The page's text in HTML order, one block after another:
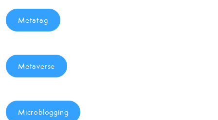
Metatag
Metaverse
Microblogging